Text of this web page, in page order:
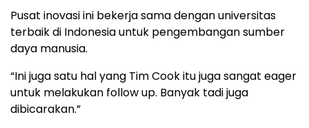
Pusat inovasi ini bekerja sama dengan universitas
terbaik di Indonesia untuk pengembangan sumber
daya manusia.
“Ini juga satu hal yang Tim Cook itu juga sangat eager
untuk melakukan follow up. Banyak tadi juga
dibicarakan.”